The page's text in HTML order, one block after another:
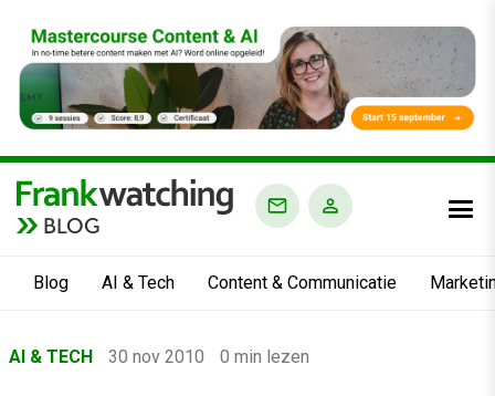
BLOG
Blog AI & Tech Content & Communicatie
›
AI & TECH 30 nov 2010 0 min lezen